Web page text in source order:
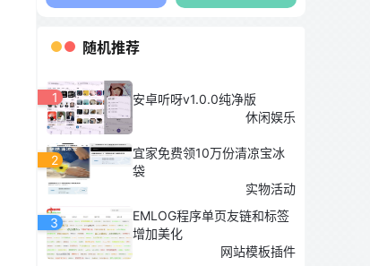
随机推荐
1
安卓听呀v1.0.0纯净版
休闲娱乐
2
宜家免费领10万份清凉宝冰
袋
实物活动
3
EMLOG程序单页友链和标签
增加美化
网站模板插件